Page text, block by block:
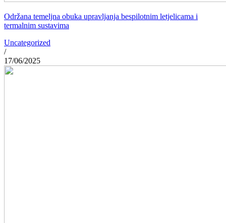
Održana temeljna obuka upravljanja bespilotnim letjelicama i
termalnim sustavima
Uncategorized
/
17/06/2025